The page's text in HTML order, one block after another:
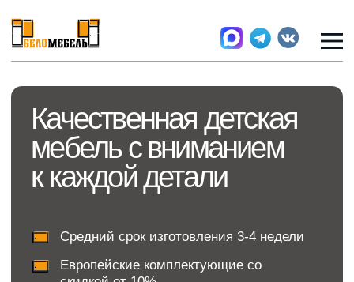
Качественная детская
мебель с вниманием
к каждой детали
Средний срок изготовления 3-4 недели
Европейские комплектующие со
до 2-х лет
этаж и сборка